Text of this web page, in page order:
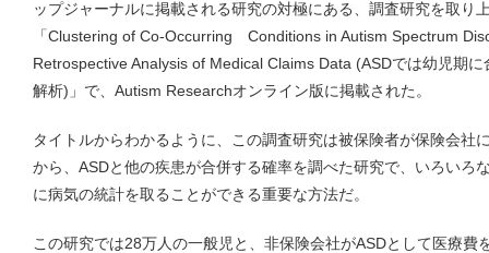
ップジャーナルに掲載される研究の対極にある、調査研究を取り
「Clustering of Co-Occurring Conditions in Autism Spectrum
Retrospective Analysis of Medical Claims Data (ASDでは幼児期
解析)」で、Autism Researchオンライン版に掲載された。
タイトルからわかるように、この調査研究は被保険者が保険会社
から、ASDと他の疾患が合併する確率を調べた研究で、いろいろ
に病気の統計を取ることができる重要な方法だ。
この研究では28万人の一般児と、非保険会社がASDとして医療費